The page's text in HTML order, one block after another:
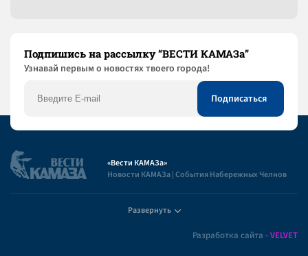
Подпишись на рассылку “ВЕСТИ КАМАЗа”
Узнaвай первым о новостях твоего города!
«Вести КАМАЗа»
Новости КАМАЗа | События Набережных Челнов
Развернуть
Разработка сайта -VELVET